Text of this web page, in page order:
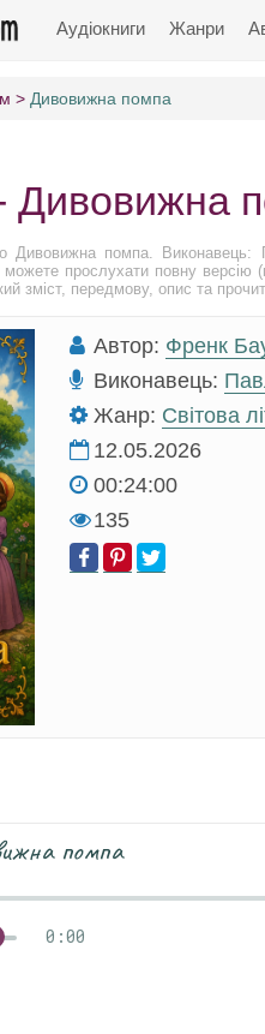
Аудіокниги Жанри
Дивовижна помпа
Дивовижна
Дивовижна помпа. Виконавець:
прослухати повну версію
зміст, передмову, опис та
Автор: Френк
Виконавець:
Жанр: Світова
12.05.2026
00:24:00
135
помпа
0:00